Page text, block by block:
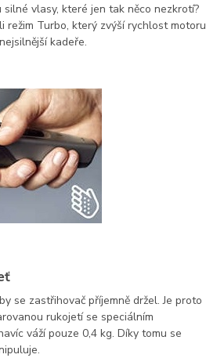
vlasy, které jen tak něco nezkrotí?
režim Turbo, který zvýší rychlost motoru
kadeře.
se zastřihovač příjemně držel. Je proto
rukojetí se speciálním
váží pouze 0,4 kg. Díky tomu se